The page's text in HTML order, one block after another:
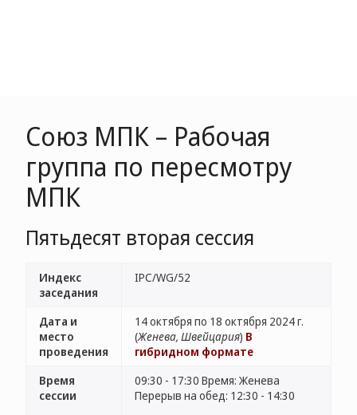
Союз МПК – Рабочая
группа по пересмотру
МПК
Пятьдесят вторая сессия
Индекс
заседания
IPC/WG/52
Дата и
место
проведения
14 октября по 18 октября 2024 г.
(Женева, Швейцария) В
гибридном формате
Время
сессии
09:30 - 17:30 Время: Женева
Перерыв на обед: 12:30 - 14:30